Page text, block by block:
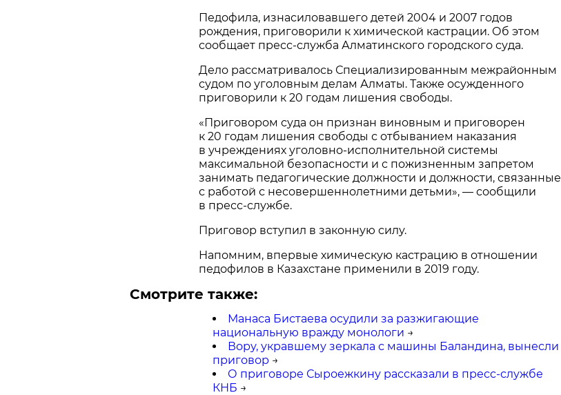
Педофила, изнасиловавшего детей 2004 и 2007 годов
рождения, приговорили к химической кастрации. Об этом
сообщает пресс-служба Алматинского городского суда.
Дело рассматривалось Специализированным межрайонным
судом по уголовным делам Алматы. Также осужденного
приговорили к 20 годам лишения свободы.
«Приговором суда он признан виновным и приговорен
к 20 годам лишения свободы с отбыванием наказания
в учреждениях уголовно-исполнительной системы
максимальной безопасности и с пожизненным запретом
занимать педагогические должности и должности, связанные
с работой с несовершеннолетними детьми», — сообщили
в пресс-службе.
Приговор вступил в законную силу.
Напомним, впервые химическую кастрацию в отношении
педофилов в Казахстане применили в 2019 году.
Смотрите также:
Манаса Бистаева осудили за разжигающие
национальную вражду монологи →
Вору, укравшему зеркала с машины Баландина, вынесли
приговор →
О приговоре Сыроежкину рассказали в пресс-службе
КНБ →